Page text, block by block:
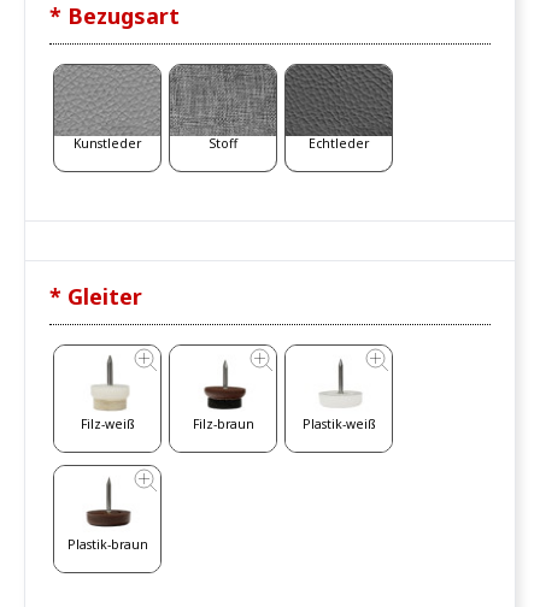
* Bezugsart
Kunstleder Stoff Echtleder
* Gleiter
Filz-weiß Filz-braun Plastik-weiß
Plastik-braun